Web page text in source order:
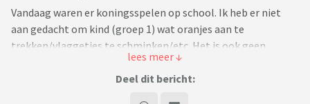
Vandaag waren er koningsspelen op school. Ik heb er niet
aan gedacht om kind (groep 1) wat oranjes aan te
trekken/vlaggetjes te schminken/etc. Het is ook geen
moment in me opgekomen. Bij mij op school was dat
vroeger niet zo. Meteen bij het ophalen gaf kind aan: "ik was
Deel dit bericht: